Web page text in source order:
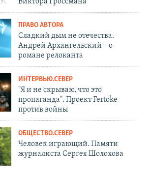
ПРАВО АВТОРА
Сладкий дым не отечества.
Андрей Архангельский – о
романе релоканта
ИНТЕРВЬЮ.СЕВЕР
"Я и не скрываю, что это
пропаганда". Проект Fertoke
против войны
ОБЩЕСТВО.СЕВЕР
Человек играющий. Памяти
журналиста Сергея Шолохова